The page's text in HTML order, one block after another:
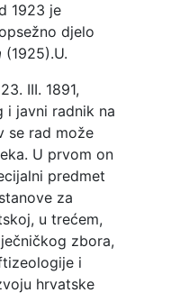
1923 je
djelo
(1925).U.
III. 1891,
i javni radnik na
se rad može
U prvom on
predmet
za
u trećem,
zbora,
i
hrvatske